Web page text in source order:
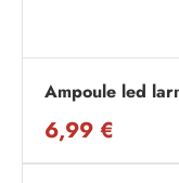
Ampoule led
6,99 €